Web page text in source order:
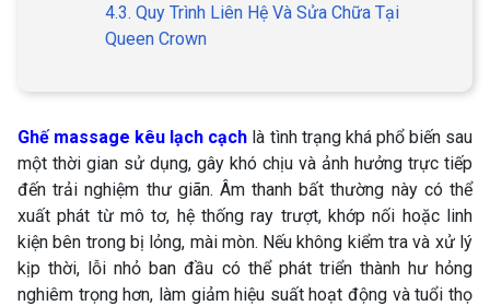
4.3. Quy Trình Liên Hệ Và Sửa Chữa Tại
Queen Crown
Ghế massage kêu lạch cạch là tình trạng khá phổ biến sau
một thời gian sử dụng, gây khó chịu và ảnh hưởng trực tiếp
đến trải nghiệm thư giãn. Âm thanh bất thường này có thể
xuất phát từ mô tơ, hệ thống ray trượt, khớp nối hoặc linh
kiện bên trong bị lỏng, mài mòn. Nếu không kiểm tra và xử lý
kịp thời, lỗi nhỏ ban đầu có thể phát triển thành hư hỏng
nghiêm trọng hơn, làm giảm hiệu suất hoạt động và tuổi thọ